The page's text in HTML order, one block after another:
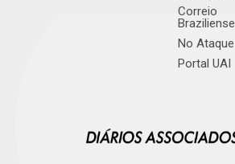
Correio
Braziliense
No Ataque
Portal UAI